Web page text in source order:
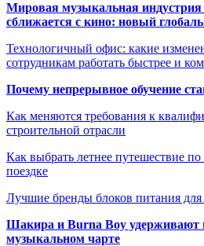
Мировая музыкальная индустрия
сближается с кино: новый
Технологичный офис: какие
сотрудникам работать быстрее и
Почему непрерывное обучение
Как меняются требования к
строительной отрасли
Как выбрать летнее путешествие
поездке
Лучшие бренды блоков питания для
Шакира и Burna Boy удерживают
музыкальном чарте